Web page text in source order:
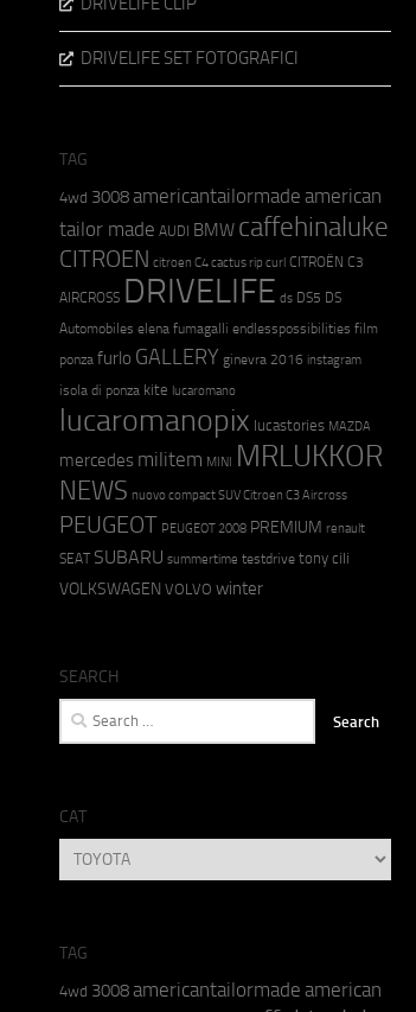
DRIVELIFE SET FOTOGRAFICI
TAG
4wd 3008americantailormade american
tailor made AUDI BMW caffehinaluke
CITROEN citroen C4 cactus rip curl CITROËN C3
AIRCROSS DRIVELIFE ds DS5 DS
Automobiles elena fumagalli endlesspossibilities film
ponza furlo GALLERY ginevra 2016 instagram
isola di ponza kite lucaromano
lucaromanopix lucastories MAZDA
mercedes militem MINI MRLUKKOR
NEWS nuovo compact SUV Citroen C3 Aircross
PEUGEOT PEUGEOT 2008 PREMIUM renault
SEAT SUBARU summertime testdrive tony cili
VOLKSWAGEN VOLVO winter
SEARCH
Search
for:
CAT
CAT
TAG
4wd 3008americantailormade american